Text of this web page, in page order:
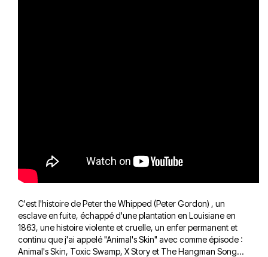
C'est l'histoire de Peter the Whipped (Peter Gordon) , un
esclave en fuite, échappé d'une plantation en Louisiane en
1863, une histoire violente et cruelle, un enfer permanent et
continu que j'ai appelé "Animal's Skin" avec comme épisode :
Animal's Skin, Toxic Swamp, X Story et The Hangman Song...